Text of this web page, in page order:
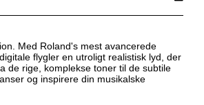
Med Roland's mest avancerede
flygler en utroligt realistisk lyd, der
de rige, komplekse toner til de subtile
og inspirere din musikalske